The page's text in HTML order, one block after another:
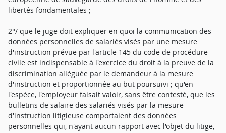
libertés fondamentales ;
2°/ que le juge doit expliquer en quoi la communication des
données personnelles de salariés visés par une mesure
d'instruction prévue par l'article 145 du code de procédure
civile est indispensable à l'exercice du droit à la preuve de la
discrimination alléguée par le demandeur à la mesure
d'instruction et proportionnée au but poursuivi ; qu'en
l'espèce, l'employeur faisait valoir, sans être contesté, que les
bulletins de salaire des salariés visés par la mesure
d'instruction litigieuse comportaient des données
personnelles qui, n'ayant aucun rapport avec l'objet du litige,